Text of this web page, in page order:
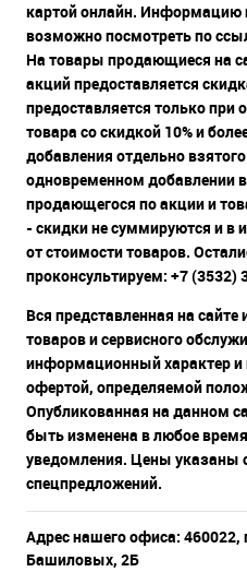
картой онлайн. Информацию
возможно посмотреть по
На товары продающиеся на
акций предоставляется
предоставляется только при
товара со скидкой 10% и
добавления отдельно
одновременном добавлении
продающегося по акции и
- скидки не суммируются и в
от стоимости товаров.
проконсультируем: +7 (3532)
Вся представленная на
товаров и сервисного
информационный характер и
офертой, определяемой
Опубликованная на данном
быть изменена в любое
уведомления. Цены указаны
спецпредложений.
Адрес нашего офиса: 460022,
Башиловых, 2Б